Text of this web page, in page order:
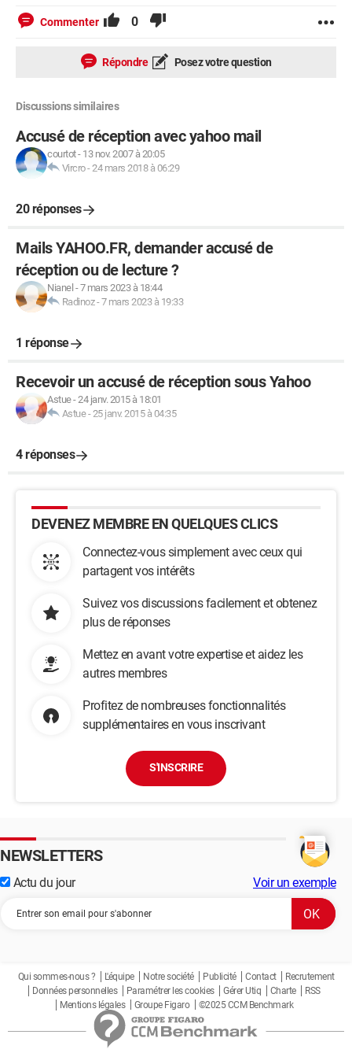
Commenter 0
Répondre Posez votre question
Discussions similaires
Accusé de réception avec yahoo mail
courtot- 13 nov. 2007 à 20:05
Vircro-24 mars 2018 à 06:29
20 réponses
Mails YAHOO.FR, demander accusé de
réception ou de lecture ?
Nianel -7 mars 2023 à 18:44
Radinoz-7 mars 2023 à 19:33
1 réponse
Recevoir un accusé de réception sous Yahoo
Astue-24 janv. 2015 à 18:01
Astue-25 janv. 2015 à 04:35
4 réponses
DEVENEZ MEMBRE EN QUELQUES CLICS
Connectez-vous simplement avec ceux qui
partagent vos intérêts
Suivez vos discussions facilement et obtenez
plus de réponses
Mettez en avant votre expertise et aidez les
autres membres
Profitez de nombreuses fonctionnalités
supplémentaires en vous inscrivant
S'INSCRIRE
NEWSLETTERS
Actu du jour Voir un exemple
Qui sommes-nous ? L'équipe Notre société Publicité Contact
Recrutement
Données personnelles
Paramétrer les cookies Gérer Utiq Charte
RSS
Mentions légales
Groupe Figaro ©2025 CCM Benchmark